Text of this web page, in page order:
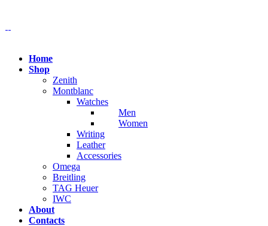
Home
Shop
Zenith
Montblanc
Watches
Men
Women
Writing
Leather
Accessories
Omega
Breitling
TAG Heuer
IWC
About
Contacts